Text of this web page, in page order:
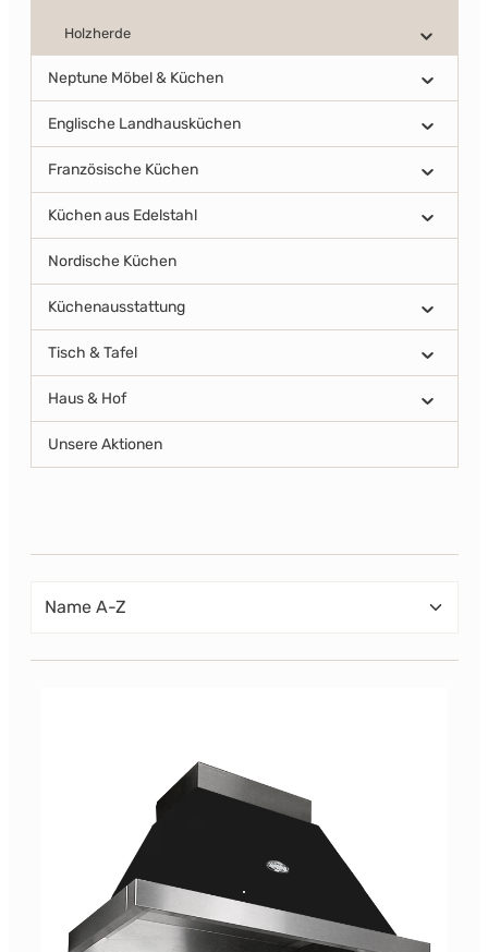
Holzherde
Neptune Möbel & Küchen
Englische Landhausküchen
Französische Küchen
Küchen aus Edelstahl
Nordische Küchen
Küchenausstattung
Tisch & Tafel
Haus & Hof
Unsere Aktionen